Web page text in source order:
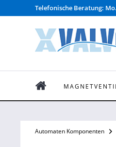
Telefonische Beratung: Mo.
Automaten Komponenten